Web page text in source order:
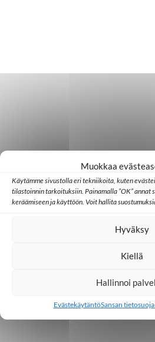
Muokkaa
Käytämme sivustolla eri tekniikoita, kuten
tilastoinnin tarkoituksiin. Painamalla ”OK” annat
keräämiseen ja käyttöön. Voit hallita
Hyväksy
Kiellä
Hallinnoi
EvästekäytäntöSansan